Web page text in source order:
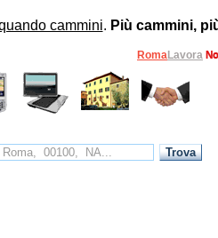
cammini. Più cammini,
RomaLavora